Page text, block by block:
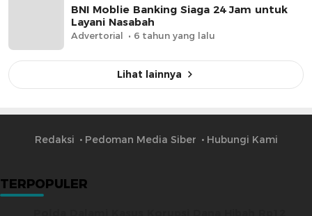
BNI Moblie Banking Siaga 24 Jam untuk
Layani Nasabah
Advertorial 6 tahun yang lalu
Lihat lainnya
Redaksi Pedoman Media Siber Hubungi Kami
TERPOPULER